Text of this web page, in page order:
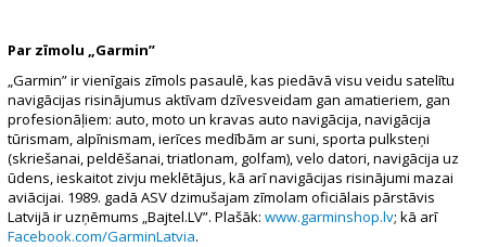
Par zīmolu „Garmin”
„Garmin” ir vienīgais zīmols pasaulē, kas piedāvā visu veidu satelītu
navigācijas risinājumus aktīvam dzīvesveidam gan amatieriem, gan
profesionāļiem: auto, moto un kravas auto navigācija, navigācija
tūrismam, alpīnismam, ierīces medībām ar suni, sporta pulksteņi
(skriešanai, peldēšanai, triatlonam, golfam), velo datori, navigācija uz
ūdens, ieskaitot zivju meklētājus, kā arī navigācijas risinājumi mazai
aviācijai. 1989. gadā ASV dzimušajam zīmolam oficiālais pārstāvis
Latvijā ir uzņēmums „Bajtel.LV”. Plašāk: www.garminshop.lv; kā arī
Facebook.com/GarminLatvia.